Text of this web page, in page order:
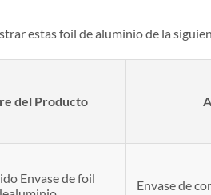
estas foil de aluminio de la
del Producto
Envase de foil
Envase de